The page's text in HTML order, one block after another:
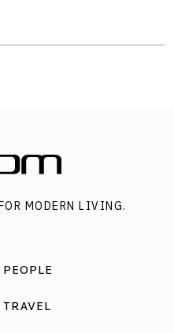
MODERN LIVING.
PEOPLE
TRAVEL